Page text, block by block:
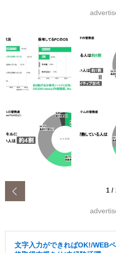
1 /
文字入力ができればOK!/WEB